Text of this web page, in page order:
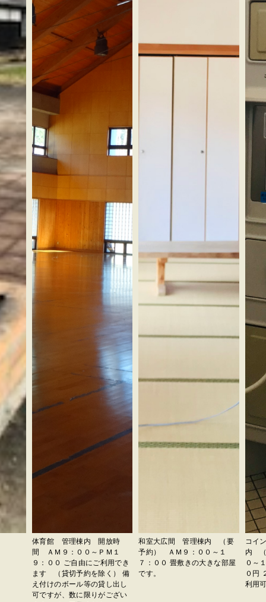
体育館 管理棟内 開放時
間 ＡＭ９：００～ＰＭ１
９：００ ご自由にご利用でき
ます （貸切予約を除く） 備
え付けのボール等の貸し出し
可ですが、数に限りがござい
和室大広間 管理棟内 （要
予約） ＡＭ９：００～１
７：００ 畳敷きの大きな部屋
です。
コイ
内 （
０～
０円
利用